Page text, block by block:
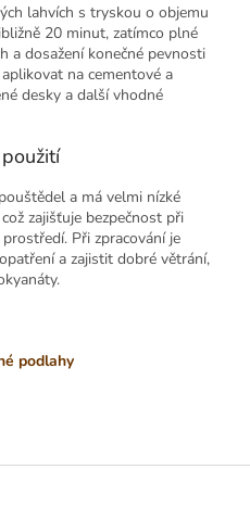
lahvích s tryskou o objemu
20 minut, zatímco plné
a dosažení konečné pevnosti
na cementové a
desky a další vhodné
a má velmi nízké
zajišťuje bezpečnost při
Při zpracování je
a zajistit dobré větrání,
podlahy